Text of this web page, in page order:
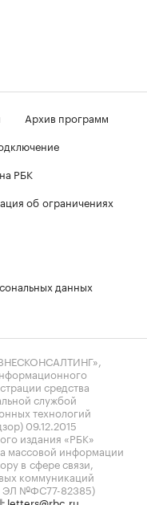
Архив программ
РБК
об ограничениях
данных
средства
службой
технологий
09.12.2015
издания «РБК»
массовой информации
в сфере связи,
коммуникаций
ЭЛ №ФС77-82385)
letters@rbc.ru